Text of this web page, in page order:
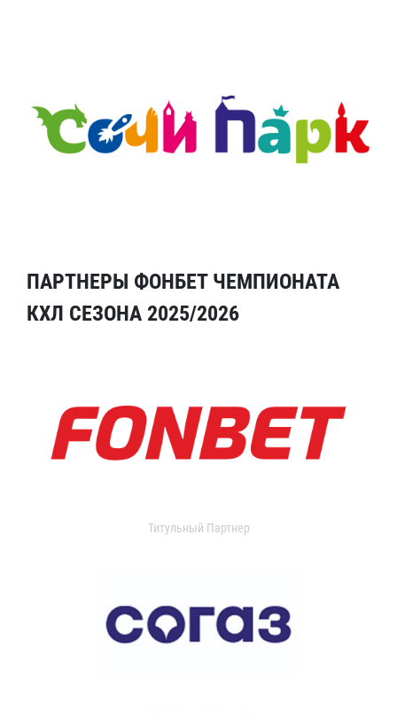
ПАРТНЕРЫ ФОНБЕТ ЧЕМПИОНАТА
КХЛ СЕЗОНА 2025/2026
Титульный Партнер